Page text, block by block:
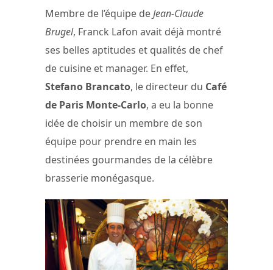
Membre de l’équipe deJean-Claude
Brugel, Franck Lafon avait déjà montré
ses belles aptitudes et qualités de chef
de cuisine et manager. En effet,
Stefano Brancato, le directeur du Café
de Paris Monte-Carlo, a eu la bonne
idée de choisir un membre de son
équipe pour prendre en main les
destinées gourmandes de la célèbre
brasserie monégasque.